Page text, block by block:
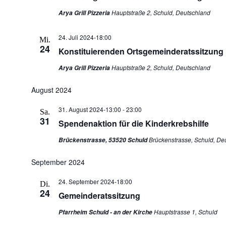
Arya Grill PizzeriaHauptstraße 2, Schuld, Deutschland
Mi.
24 Konstituierenden Ortsgemeinderatssitzung
24. Juli 2024-18:00
Arya Grill PizzeriaHauptstraße 2, Schuld, Deutschland
August 2024
Sa.
31 Spendenaktion für die Kinderkrebshilfe
31. August 2024-13:00 -23:00
Brückenstrasse, 53520 SchuldBrückenstrasse, Schuld,
September 2024
Di.
24 Gemeinderatssitzung
24. September 2024-18:00
Pfarrheim Schuld - an der KircheHauptstrasse 1, Schuld